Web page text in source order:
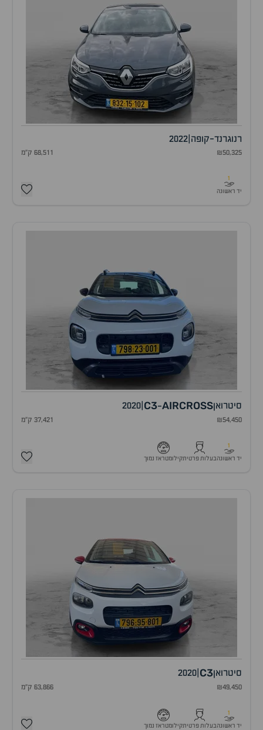
רנוגרנד-קופה 2022
₪50,325 68,511 ק"מ
1
יד ראשונה
סיטרואן C3-AIRCROSS
2020
₪54,450 37,421 ק"מ
1
יד ראשונהבעלות פרטיתקילומטראז נמוך
סיטרואןC3
2020
₪49,450 63,866 ק"מ
1
יד ראשונהבעלות פרטיתקילומטראז נמוך